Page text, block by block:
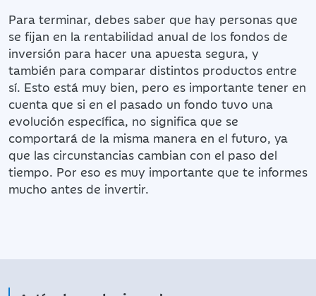
Para terminar, debes saber que hay personas que
se fijan en la rentabilidad anual de los fondos de
inversión para hacer una apuesta segura, y
también para comparar distintos productos entre
sí. Esto está muy bien, pero es importante tener en
cuenta que si en el pasado un fondo tuvo una
evolución específica, no significa que se
comportará de la misma manera en el futuro, ya
que las circunstancias cambian con el paso del
tiempo. Por eso es muy importante que te informes
mucho antes de invertir.